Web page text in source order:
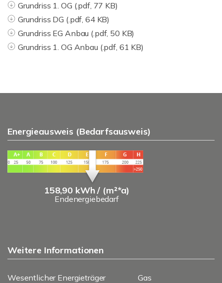
Grundriss 1. OG (.pdf, 77 KB)
Grundriss DG (.pdf, 64 KB)
Grundriss EG Anbau (.pdf, 50 KB)
Grundriss 1. OG Anbau (.pdf, 61 KB)
Energieausweis (Bedarfsausweis)
158,90 kWh / (m²*a)
Endenergiebedarf
Weitere Informationen
Wesentlicher Energieträger
Gas